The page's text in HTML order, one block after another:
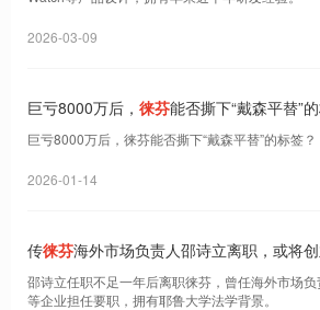
2026-03-09
巨亏8000万后， 徕芬能否撕下“戴森平替”
巨亏8000万后，徕芬能否撕下“戴森平替”的标签？
2026-01-14
传徕芬海外市场负责人邵诗立离职，或将
邵诗立任职不足一年后离职徕芬，曾任海外市场
等企业担任要职，拥有耶鲁大学法学背景。